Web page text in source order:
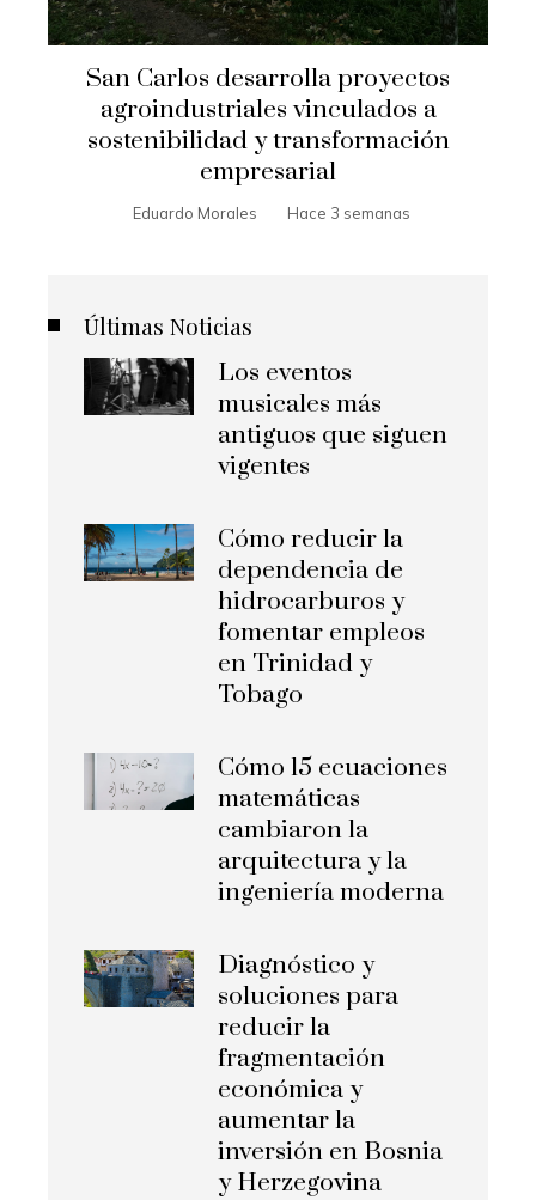
San Carlos desarrolla proyectos
agroindustriales vinculados a
sostenibilidad y transformación
empresarial
Eduardo Morales Hace 3 semanas
Últimas Noticias
Los eventos
musicales más
antiguos que siguen
vigentes
Cómo reducir la
dependencia de
hidrocarburos y
fomentar empleos
en Trinidad y
Tobago
Cómo 15 ecuaciones
matemáticas
cambiaron la
arquitectura y la
ingeniería moderna
Diagnóstico y
soluciones para
reducir la
fragmentación
económica y
aumentar la
inversión en Bosnia
y Herzegovina